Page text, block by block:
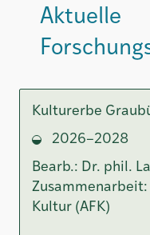
Aktuelle
Kulturerbe
2026–2028
Bearb.: Dr. phil.
Kultur (AFK)